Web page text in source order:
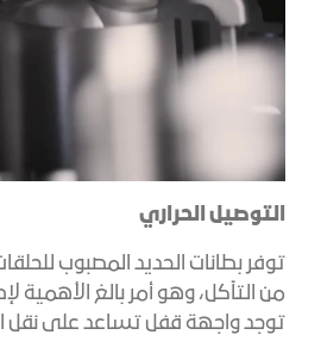
التوصيل الحراري
توفر بطانات الحديد المصبوب
من التآكل، وهو أمر بالغ الأهمية
توجد واجهة قفل تساعد على نقل